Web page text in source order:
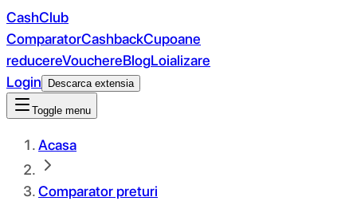
CashClub
ComparatorCashbackCupoane
reducereVouchereBlogLoializare
Login
Descarca extensia
Toggle menu
Acasa
Comparator preturi